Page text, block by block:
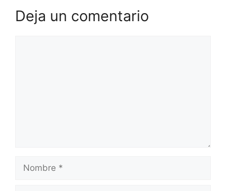
Deja un comentario